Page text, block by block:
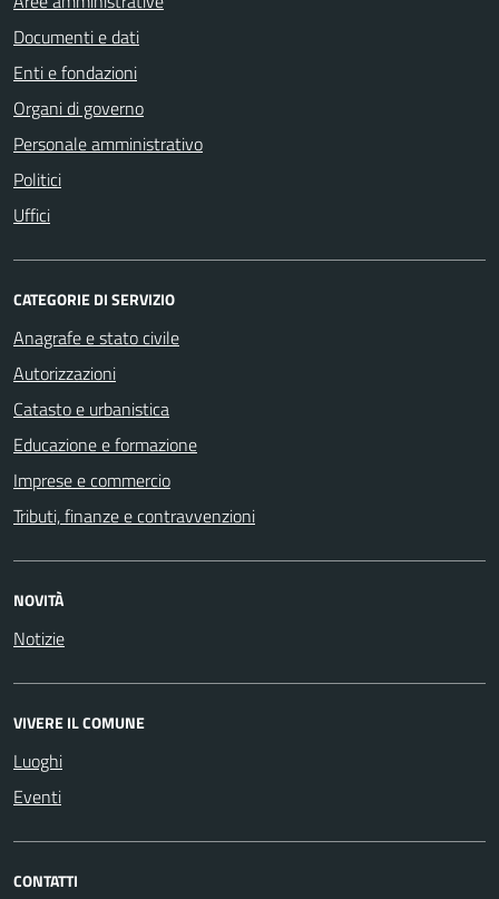
Documenti e dati
Enti e fondazioni
Organi di governo
Personale amministrativo
Politici
Uffici
CATEGORIE DI SERVIZIO
Anagrafe e stato civile
Autorizzazioni
Catasto e urbanistica
Educazione e formazione
Imprese e commercio
Tributi, finanze e contravvenzioni
NOVITÀ
Notizie
VIVERE IL COMUNE
Luoghi
Eventi
CONTATTI